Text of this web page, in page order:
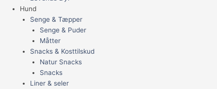
Hund
Senge & Tæpper
Senge & Puder
Måtter
Snacks & Kosttilskud
Natur Snacks
Snacks
Liner & seler